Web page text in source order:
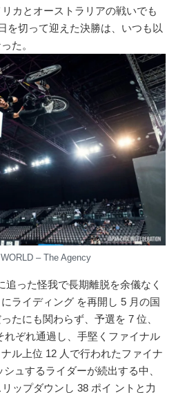
カとオーストラリアの戦いでも
を切って迎えた決勝は、いつも以
た。
– The Agency
追った怪我で⻑期離脱を余儀なく
ライディング を再開し 5 ⽉の国
たにも関わらず、予選を 7 位、
れぞれ通過し、⼿堅くファイナル
ル上位 12 ⼈で⾏われたファイナ
ュするライダーが続出する中、
ップダウンし 38 ポイ ントと⼒